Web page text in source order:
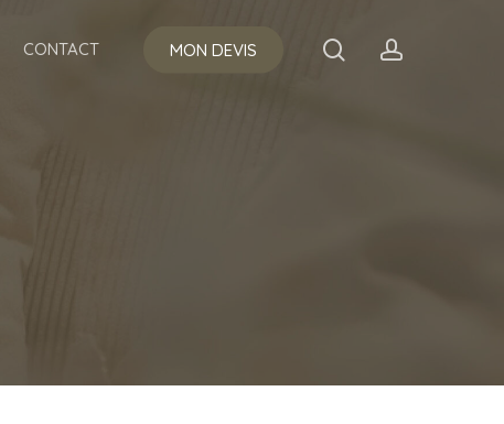
CONTACT MON DEVIS searchaccount